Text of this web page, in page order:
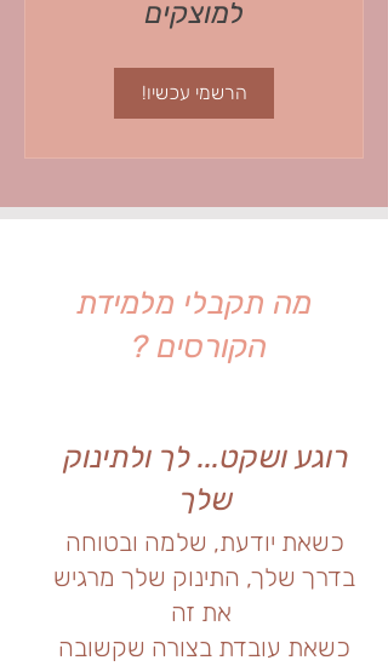
למוצקים
הרשמי עכשיו!
מה תקבלי מלמידת
הקורסים ?
רוגע ושקט... לך ולתינוק
שלך
כשאת יודעת, שלמה ובטוחה
בדרך שלך, התינוק שלך מרגיש
כשאת עובדת בצורה שקשובה